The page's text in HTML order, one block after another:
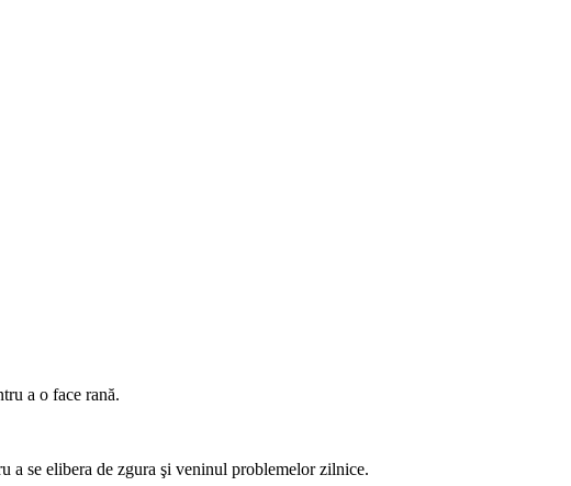
a o face rană.
a se elibera de zgura şi veninul problemelor zilnice.